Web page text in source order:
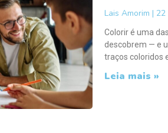
Lais Amorim
Colorir é uma
descobrem — e
traços coloridos
Leia mais »